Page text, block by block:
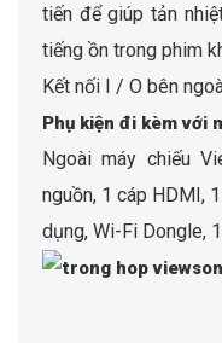
tiến để giúp tản
tiếng ồn trong phim
Kết nối I / O bên
Phụ kiện đi kèm với
Ngoài máy chiếu
nguồn, 1 cáp HDMI,
dụng, Wi-Fi Dongle,